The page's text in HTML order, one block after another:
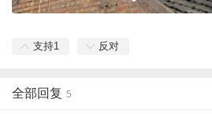
支持1 反对
全部回复 5